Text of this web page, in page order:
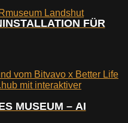
FÜR
MUSEUM – AI